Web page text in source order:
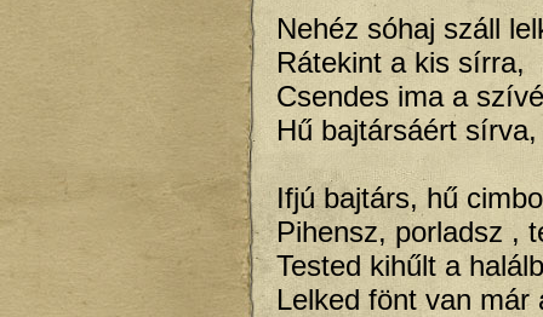
Nehéz sóhaj száll
Rátekint a kis sírra,
Csendes ima a
Hű bajtársáért sírva,
Ifjú bajtárs, hű
Pihensz, porladsz ,
Tested kihűlt a
Lelked fönt van már